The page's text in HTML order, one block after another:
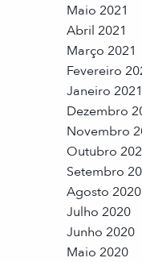
Maio 2021
Abril 2021
Março 2021
Fevereiro
Janeiro 2021
Dezembro
Novembro
Outubro
Setembro
Agosto 2020
Julho 2020
Junho 2020
Maio 2020